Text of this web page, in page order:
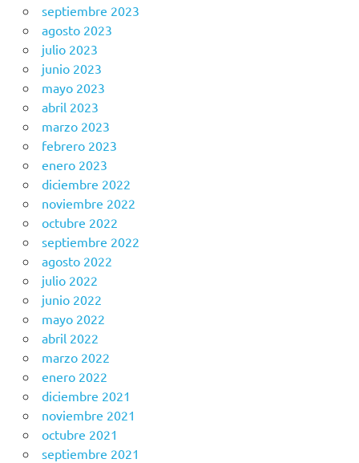
septiembre 2023
agosto 2023
julio 2023
junio 2023
mayo 2023
abril 2023
marzo 2023
febrero 2023
enero 2023
diciembre 2022
noviembre 2022
octubre 2022
septiembre 2022
agosto 2022
julio 2022
junio 2022
mayo 2022
abril 2022
marzo 2022
enero 2022
diciembre 2021
noviembre 2021
octubre 2021
septiembre 2021